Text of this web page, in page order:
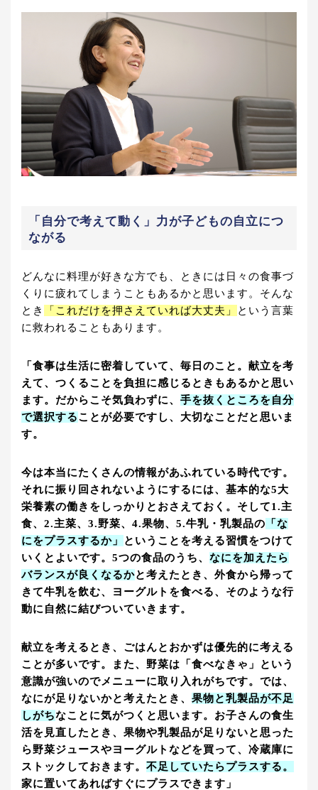
「自分で考えて動く」力が子どもの自立につ
ながる
どんなに料理が好きな方でも、ときには日々の食事づ
くりに疲れてしまうこともあるかと思います。そんな
とき
「これだけを押さえていれば大丈夫」
という言葉
に救われることもあります。
「食事は生活に密着していて、毎日のこと。献立を考
えて、つくることを負担に感じるときもあるかと思い
ます。だからこそ気負わずに、 手を抜くところを自分
で選択することが必要ですし、大切なことだと思いま
す。
今は本当にたくさんの情報があふれている時代です。
それに振り回されないようにするには、基本的な5大
栄養素の働きをしっかりとおさえておく。そして1.主
食、2.主菜、3.野菜、4.果物、5.牛乳・乳製品の 「な
にをプラスするか」
ということを考える習慣をつけて
いくとよいです。5つの食品のうち、 なにを加えたら
バランスが良くなるかと考えたとき、外食から帰って
きて牛乳を飲む、ヨーグルトを食べる、そのような行
動に自然に結びついていきます。
献立を考えるとき、ごはんとおかずは優先的に考える
ことが多いです。また、野菜は「食べなきゃ」という
意識が強いのでメニューに取り入れがちです。では、
なにが足りないかと考えたとき、 果物と乳製品が不足
しがちなことに気がつくと思います。お子さんの食生
活を見直したとき、果物や乳製品が足りないと思った
ら野菜ジュースやヨーグルトなどを買って、冷蔵庫に
ストックしておきます。 不足していたらプラスする。
家に置いてあればすぐにプラスできます」